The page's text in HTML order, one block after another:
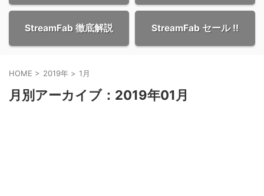
StreamFab 徹底解説 StreamFab セール !!
HOME > 2019年 > 1月
月別アーカイブ：2019年01月